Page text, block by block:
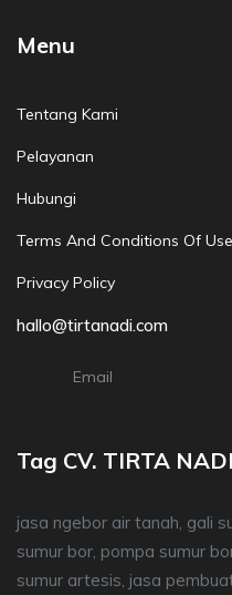
Menu
Tentang Kami
Pelayanan
Hubungi
Terms And Conditions Of Use
Privacy Policy
hallo@tirtanadi.com
Email
Tag CV. TIRTA NADI
jasa ngebor air tanah, gali
sumur bor, pompa sumur
sumur artesis, jasa